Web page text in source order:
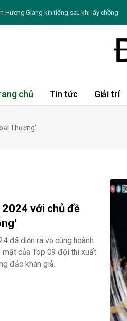
Hương Giang kín tiếng sau khi lấy chồng
cung Hoàng Đạo thứ bảy ngày 8/8/2026:
2026: Tý, Mão, Dậu tài lộc khởi sắc; Dần, Tỵ
khiến môi ngày càng thâm sạm, khô nứt
chủ Tin tức Giải trí
Thương'
2024 với chủ đề
đã diễn ra vô cùng hoành
của Top 09 đội thi xuất
đảo khán giả.